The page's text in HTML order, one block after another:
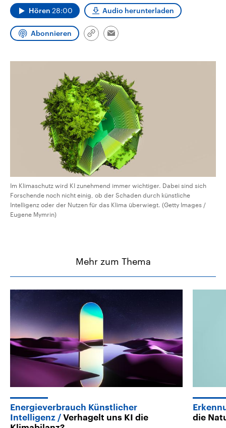
und Hintergründe zu den Parteien
und Kandidaten der anstehenden
Sendungen Programm Podcasts
Audio-Archiv
Hören 28:00 Audio herunterladen
Abonnieren
Link
Email
Im Klimaschutz wird KI zunehmend immer wichtiger. Dabei sind sich
Forschende noch nicht einig, ob der Schaden durch künstliche
Intelligenz oder der Nutzen für das Klima überwiegt. (Getty Images /
Eugene Mymrin)
Mehr zum Thema
Energieverbrauch Künstlicher
Intelligenz
Verhagelt uns KI die
die